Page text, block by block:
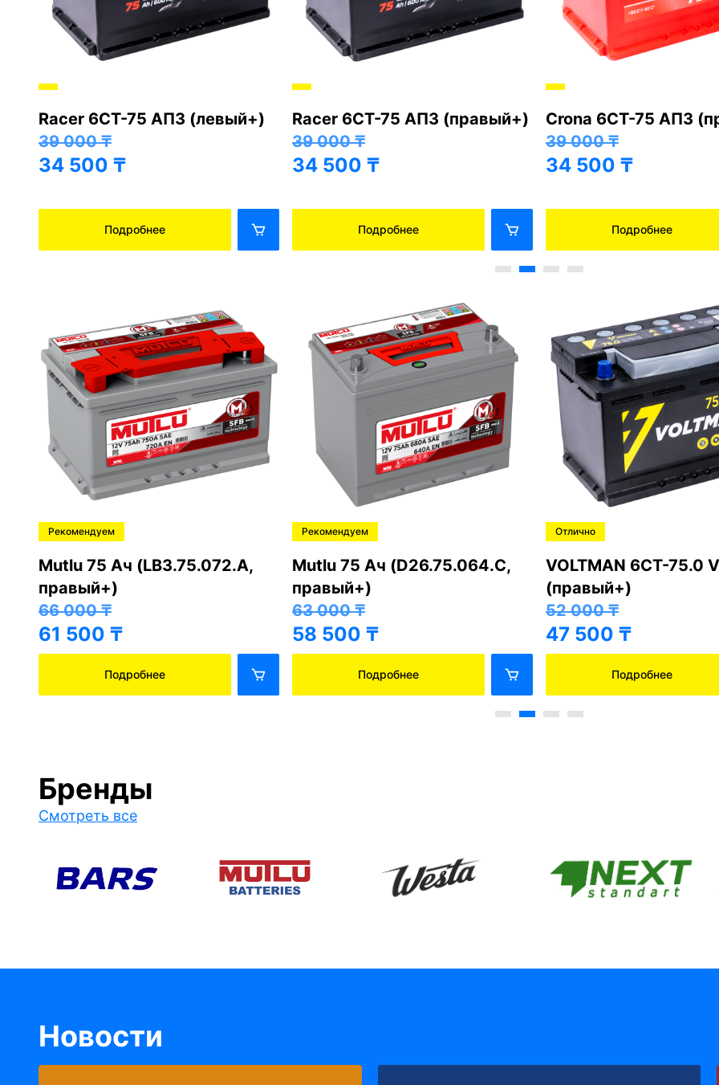
Racer 6СТ-75 АПЗ (левый+)
39 000₸
34 500 ₸
Подробнее
Racer 6СТ-75 АПЗ (правый+)
39 000₸
34 500 ₸
Подробнее
Crona 6СТ-75 АПЗ
39 000₸
34 500 ₸
Подробнее
Рекомендуем
Mutlu 75 Ач (LB3.75.072.A,
правый+)
66 000₸
61 500 ₸
Подробнее
Рекомендуем
Mutlu 75 Ач (D26.75.064.C,
правый+)
63 000₸
58 500 ₸
Подробнее
Отлично
VOLTMAN 6CT-75.0
(правый+)
52 000₸
47 500 ₸
Подробнее
Бренды
Смотреть все
Новости